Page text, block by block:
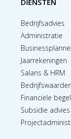
DIENSTEN
Bedrijfsadvies
Administratie
Jaarrekeningen
Salaris & HRM
Financiële
Subsidie advies